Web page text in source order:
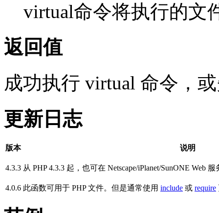
virtual命令将执行的文
返回值
成功执行 virtual 命令，
更新日志
版本 说明
4.3.3 从 PHP 4.3.3 起，也可在 Netscape/iPlanet/SunONE Web
4.0.6 此函数可用于 PHP 文件。但是通常使用 include 或 require